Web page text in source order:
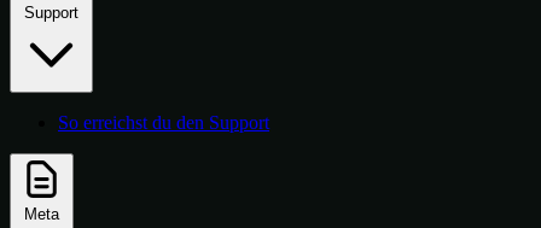
Support
So erreichst du den Support
Meta